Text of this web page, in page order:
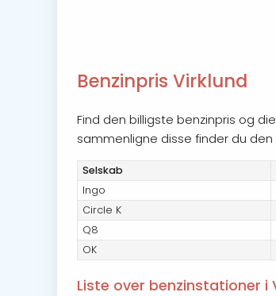
Benzinpris Virklund
Find den billigste benzinpris og
sammenligne disse finder du den
Selskab
Ingo
Circle K
Q8
OK
Liste over benzinstationer i